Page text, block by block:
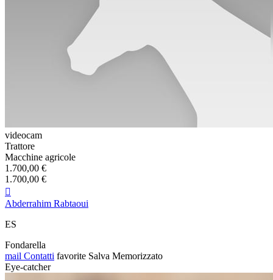
videocam
Trattore
Macchine agricole
1.700,00 €
1.700,00 €

Abderrahim Rabtaoui
ES
Fondarella
mail Contatti favorite Salva Memorizzato
Eye-catcher